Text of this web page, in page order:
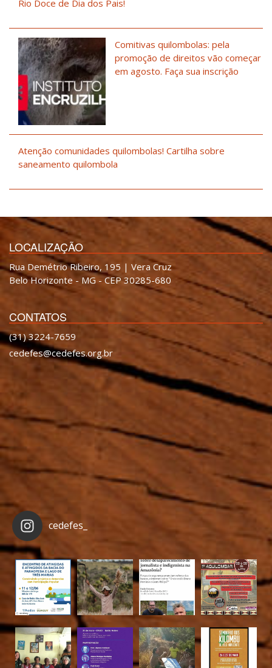
Rio Doce de Dia dos Pais!
Comitivas quilombolas: pela
promoção de direitos vão começar
em agosto. Faça sua inscrição
Atenção comunidades quilombolas! Cartilha sobre
saneamento quilombola
LOCALIZAÇÃO
Rua Demétrio Ribeiro, 195 | Vera Cruz
Belo Horizonte - MG - CEP 30285-680
CONTATOS
(31) 3224-7659
cedefes@cedefes.org.br
cedefes_